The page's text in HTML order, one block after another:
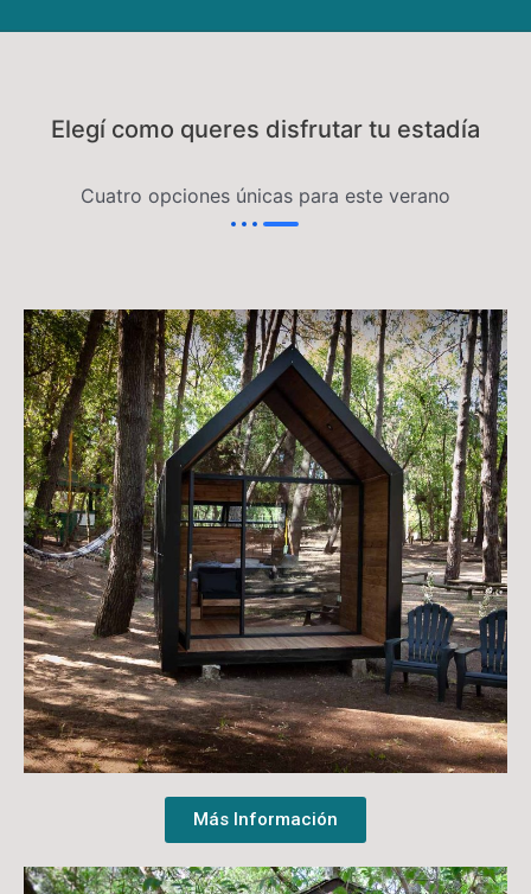
Elegí como queres disfrutar tu estadía
Cuatro opciones únicas para este verano
Más Información